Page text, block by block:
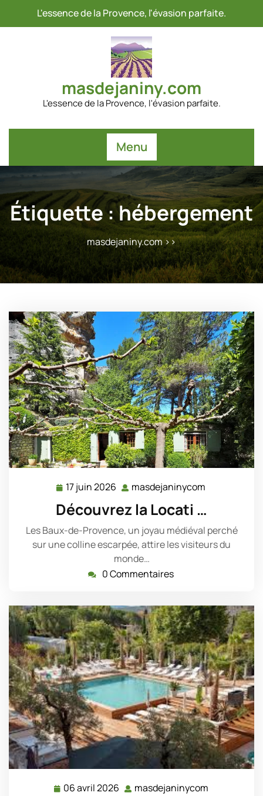
L'essence de la Provence, l'évasion parfaite.
masdejaniny.com
L'essence de la Provence, l'évasion parfaite.
Menu
Étiquette :hébergement
masdejaniny.com>>
17 juin 2026 17
2026
masdejaninycom
Découvrez la Locati …
Les Baux-de-Provence, un joyau médiéval perché
sur une colline escarpée, attire les visiteurs du
monde…
0 Commentaires
06 avril 2026 06 masdejaninycom